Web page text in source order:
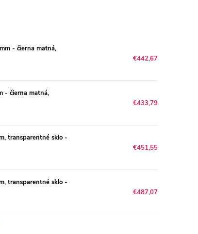
- čierna matná,
€442,67
- čierna matná,
€433,79
transparentné sklo -
€451,55
transparentné sklo -
€487,07